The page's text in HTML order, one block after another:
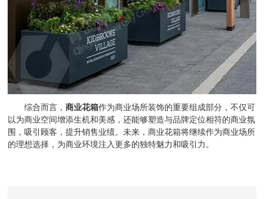
综合而言，商业花箱作为商业场所装饰的重要组成部分，不仅可
以为商业空间增添生机和美感，还能够塑造与品牌定位相符的商业氛
围，吸引顾客，提升销售业绩。未来，商业花箱将继续作为商业场所
的理想选择，为商业环境注入更多的独特魅力和吸引力。